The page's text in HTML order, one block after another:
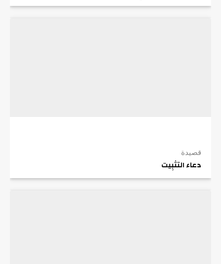
قصيدة
دعاء التثبِيت